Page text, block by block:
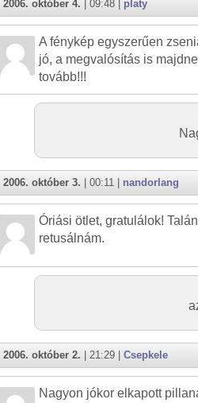
2006. október 4. | 09:48 | platy
A fénykép egyszerűen
jó, a megvalósítás is
tovább!!!
2006. október 3. | 00:11 | nandorlang
Óriási ötlet, gratulálok!
retusálnám.
2006. október 2. | 21:29 | Csepkele
Nagyon jókor elkapott